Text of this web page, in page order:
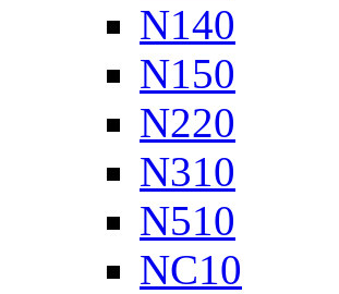
N140
N150
N220
N310
N510
NC10